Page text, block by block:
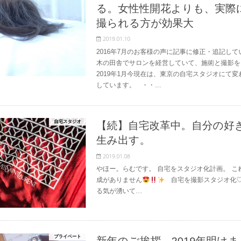
る。女性性開花よりも、実際
撮られる方が効果大
2019.01.10
2016年7月のお客様の声に記事に修正・追記し
木の田舎でサロンを経営していて、施術と撮影を
2019年1月今現在は、東京の自宅スタジオにて変
しています。 ・・…
自宅スタジオ
【続】自宅改革中。自分の好
生み出す。
2019.01.08
やほー。らむです。 自宅をスタジオ化計画。 こ
成がありません
自宅を撮影スタジオ
る気が湧いて…
プライベート